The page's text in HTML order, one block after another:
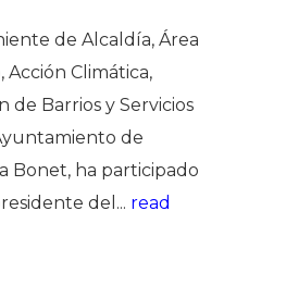
de Alcaldía, Área
Acción Climática,
de Barrios y Servicios
de
Bonet, ha participado
del... read